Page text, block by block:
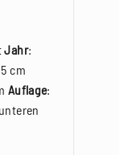
Jahr:
cm
Auflage: